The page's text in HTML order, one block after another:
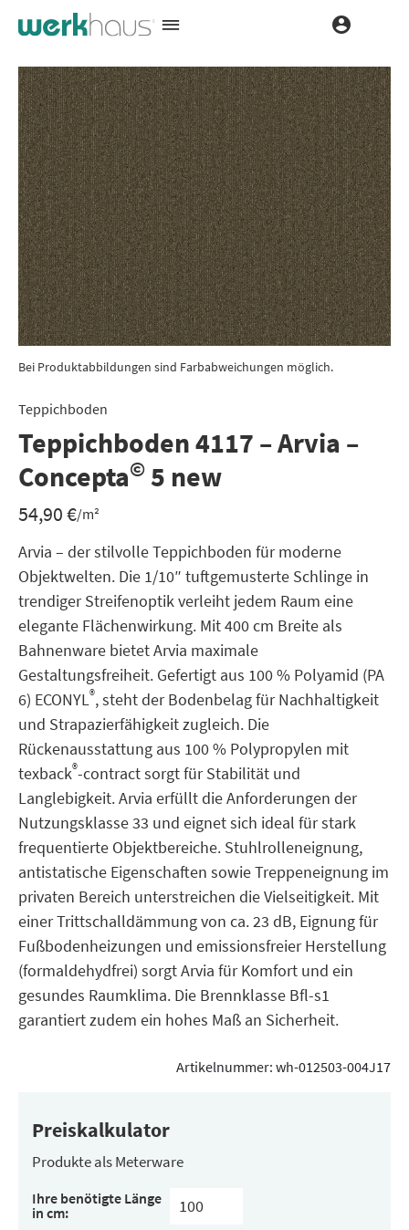
Bei Produktabbildungen sind Farbabweichungen möglich.
Teppichboden
Teppichboden 4117 – Arvia –
Concepta© 5 new
54,90€/m²
Arvia – der stilvolle Teppichboden für moderne
Objektwelten. Die 1/10″ tuftgemusterte Schlinge in
trendiger Streifenoptik verleiht jedem Raum eine
elegante Flächenwirkung. Mit 400 cm Breite als
Bahnenware bietet Arvia maximale
Gestaltungsfreiheit. Gefertigt aus 100 % Polyamid (PA
6) ECONYL®, steht der Bodenbelag für Nachhaltigkeit
und Strapazierfähigkeit zugleich. Die
Rückenausstattung aus 100 % Polypropylen mit
texback®-contract sorgt für Stabilität und
Langlebigkeit. Arvia erfüllt die Anforderungen der
Nutzungsklasse 33 und eignet sich ideal für stark
frequentierte Objektbereiche. Stuhlrolleneignung,
antistatische Eigenschaften sowie Treppeneignung im
privaten Bereich unterstreichen die Vielseitigkeit. Mit
einer Trittschalldämmung von ca. 23 dB, Eignung für
Fußbodenheizungen und emissionsfreier Herstellung
(formaldehydfrei) sorgt Arvia für Komfort und ein
gesundes Raumklima. Die Brennklasse Bfl-s1
garantiert zudem ein hohes Maß an Sicherheit.
Artikelnummer: wh-012503-004J17
Preiskalkulator
Produkte als Meterware
Ihre benötigte Länge
in cm: